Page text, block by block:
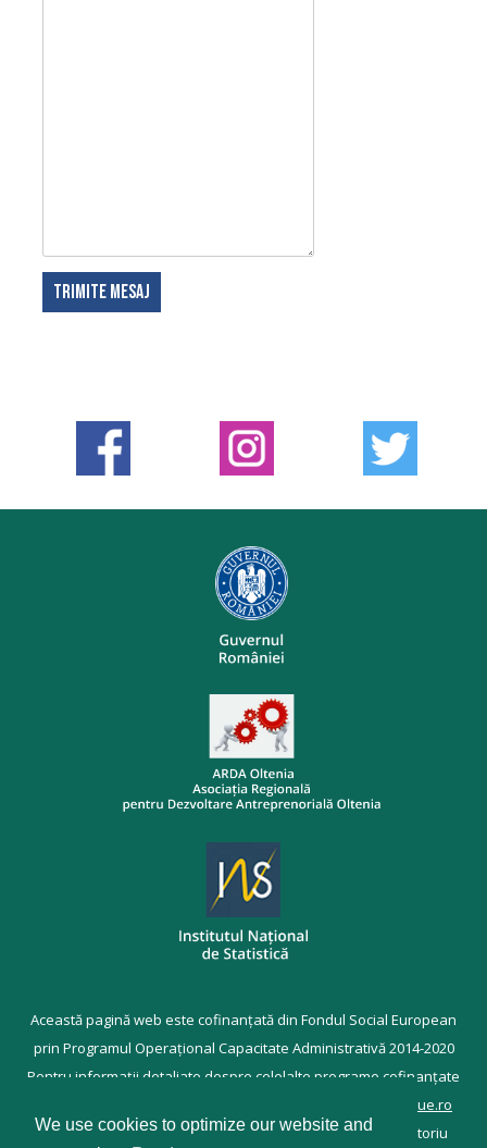
We use cookies to optimize our website and
Această pagină web este cofinanțată din Fondul Social European
prin Programul Operațional Capacitate Administrativă 2014-2020
Pentru informații detaliate despre celelalte programe cofinanțate
www.fonduri-ue.ro
Conținutul acestei pagini web nu reprezintă în mod obligatoriu